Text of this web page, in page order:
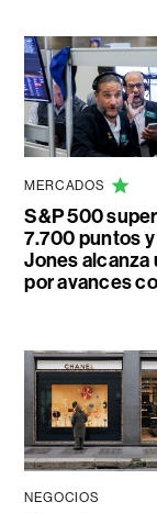
MERCADOS
S&P 500
7.700 puntos
Jones alcanza
por avances
NEGOCIOS